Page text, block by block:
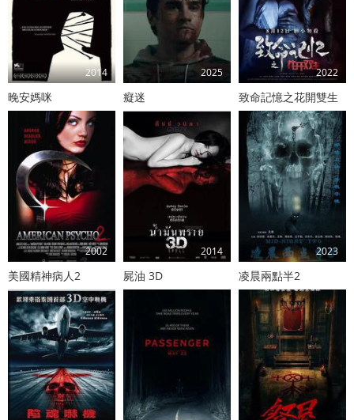
2014
晚安媽咪
2025
癡迷
2022
致命記憶之花開雙生
2002
美國精神病人2
2014
屍油 3D
2023
凌晨兩點半2